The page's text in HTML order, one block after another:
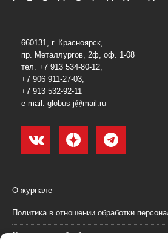
660131, г. Красноярск,
пр. Металлургов, 2ф, оф. 1-08
тел. +7 913 534-80-12,
+7 906 911-27-03,
+7 913 532-92-11
e-mail: globus-j@mail.ru
О журнале
Политика в отношении обработки
Согласие на обработку персональных